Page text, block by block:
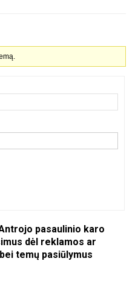
pasaulinio karo
dėl reklamos ar
temų pasiūlymus